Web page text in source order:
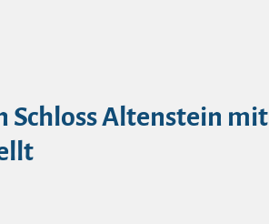
Schloss Altenstein mit